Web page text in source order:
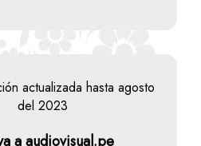
actualizada hasta agosto
del 2023
a audiovisual.pe